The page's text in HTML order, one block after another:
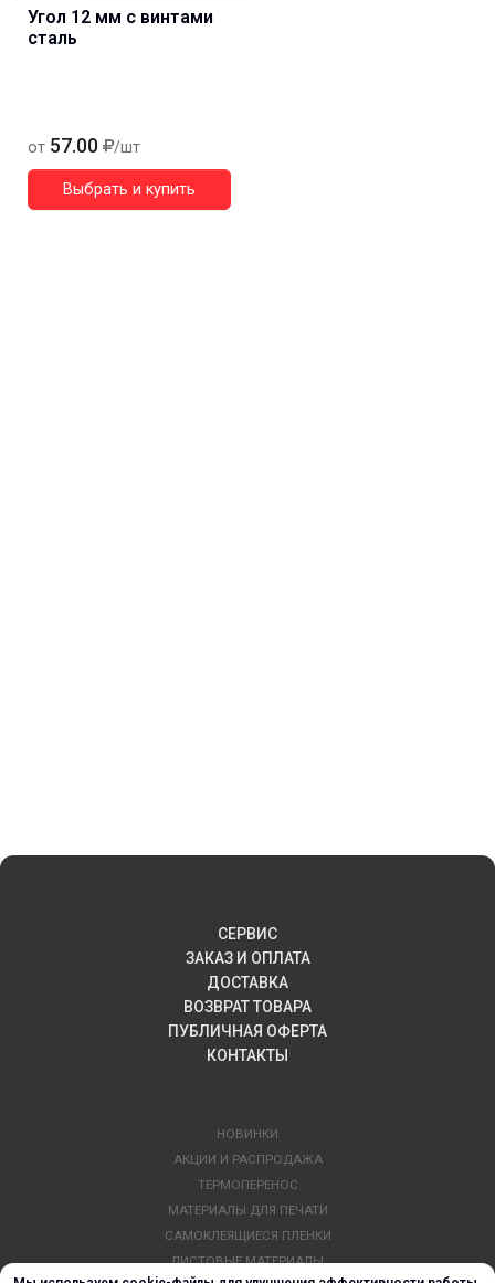
Угол 12 мм с винтами
сталь
от 57.00 /шт
Выбрать и купить
СЕРВИС
ЗАКАЗ И ОПЛАТА
ДОСТАВКА
ВОЗВРАТ ТОВАРА
ПУБЛИЧНАЯ ОФЕРТА
КОНТАКТЫ
НОВИНКИ
АКЦИИ И РАСПРОДАЖА
ТЕРМОПЕРЕНОС
МАТЕРИАЛЫ ДЛЯ ПЕЧАТИ
САМОКЛЕЯЩИЕСЯ ПЛЕНКИ
ЛИСТОВЫЕ МАТЕРИАЛЫ